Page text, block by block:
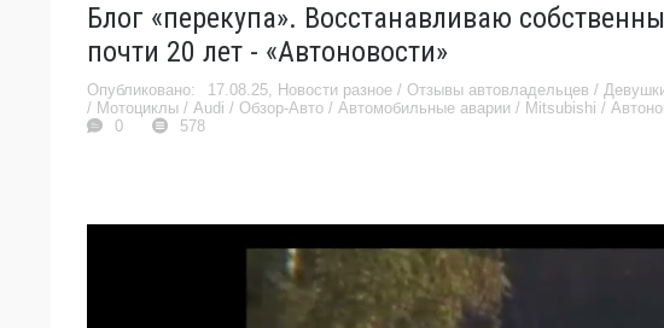
Блог «перекупа». Восстанавливаю
почти 20 лет - «Автоновости»
17.08.25, Новости разное / Отзывы автовладельцев /
/ Мотоциклы / Audi / Обзор-Авто / Автомобильные аварии / Mitsubishi /
0
578